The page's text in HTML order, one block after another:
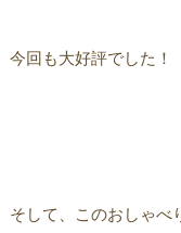
今回も大好評でした！
そして、このおしゃべ